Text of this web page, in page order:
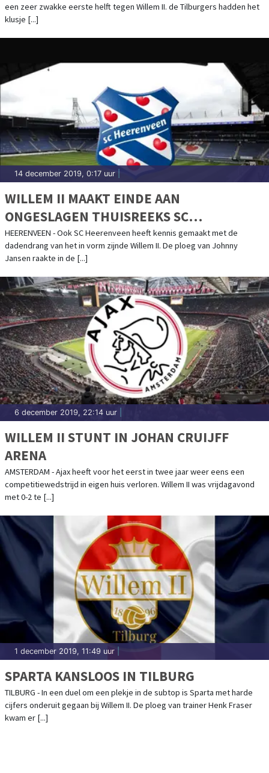
een zeer zwakke eerste helft tegen Willem II. de Tilburgers hadden het
klusje [...]
14 december 2019, 0:17 uur
WILLEM II MAAKT EINDE AAN
ONGESLAGEN THUISREEKS SC
HEERENVEEN
HEERENVEEN - Ook SC Heerenveen heeft kennis gemaakt met de
dadendrang van het in vorm zijnde Willem II. De ploeg van Johnny
Jansen raakte in de [...]
6 december 2019, 22:14 uur
WILLEM II STUNT IN JOHAN CRUIJFF
ARENA
AMSTERDAM - Ajax heeft voor het eerst in twee jaar weer eens een
competitiewedstrijd in eigen huis verloren. Willem II was vrijdagavond
met 0-2 te [...]
1 december 2019, 11:49 uur
SPARTA KANSLOOS IN TILBURG
TILBURG - In een duel om een plekje in de subtop is Sparta met harde
cijfers onderuit gegaan bij Willem II. De ploeg van trainer Henk Fraser
kwam er [...]